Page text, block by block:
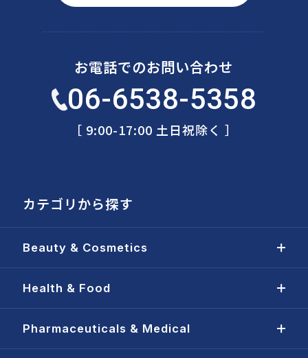
お電話でのお問い合わせ
06-6538-5358
［ 9:00-17:00 土日祝除く ］
カテゴリから探す
Beauty & Cosmetics
Health & Food
Pharmaceuticals & Medical